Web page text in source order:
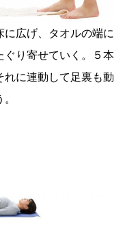
広げ、タオルの端に
ぐり寄せていく。５本
に連動して足裏も動